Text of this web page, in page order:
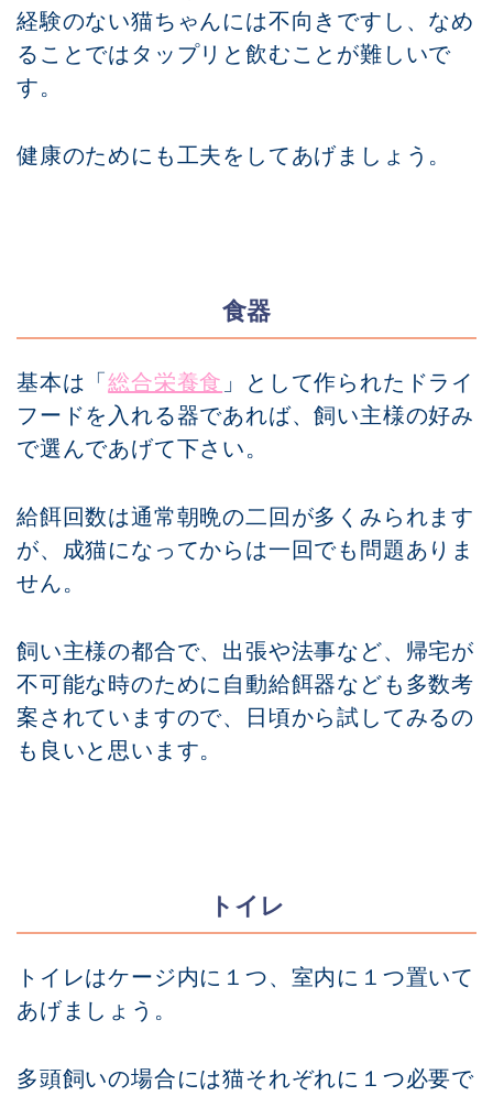
経験のない猫ちゃんには不向きですし、なめ
ることではタップリと飲むことが難しいで
す。
健康のためにも工夫をしてあげましょう。
食器
基本は「総合栄養食 」として作られたドライ
フードを入れる器であれば、飼い主様の好み
で選んであげて下さい。
給餌回数は通常朝晩の二回が多くみられます
が、成猫になってからは一回でも問題ありま
せん。
飼い主様の都合で、出張や法事など、帰宅が
不可能な時のために自動給餌器なども多数考
案されていますので、日頃から試してみるの
も良いと思います。
トイレ
トイレはケージ内に１つ、室内に１つ置いて
あげましょう。
多頭飼いの場合には猫それぞれに１つ必要で